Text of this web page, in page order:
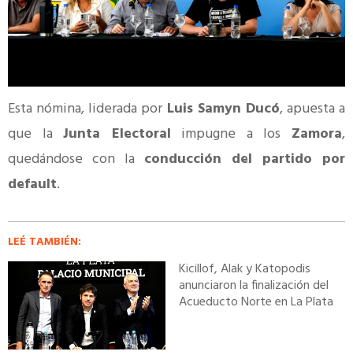
Esta nómina, liderada por Luis Samyn Ducó, apuesta a
que laJunta Electoral impugne a los Zamora,
quedándose con la conducción del partido por
default.
LEÉ TAMBIÉN:
Kicillof, Alak y Katopodis
anunciaron la finalización del
Acueducto Norte en La Plata